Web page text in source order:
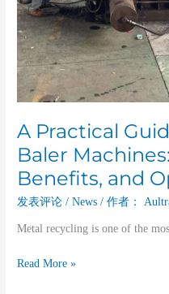
A Practical
Baler
Benefits, and
发表评论 /News / 作者：
Metal recycling is one of the
Benefits,
Operation
Steps
Read More »